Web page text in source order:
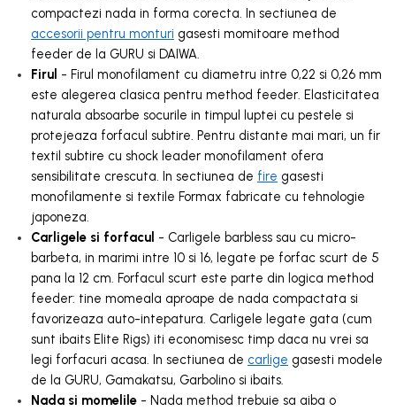
compactezi nada in forma corecta. In sectiunea de
accesorii pentru monturi gasesti momitoare method
feeder de la GURU si DAIWA.
Firul - Firul monofilament cu diametru intre 0,22 si 0,26 mm
este alegerea clasica pentru method feeder. Elasticitatea
naturala absoarbe socurile in timpul luptei cu pestele si
protejeaza forfacul subtire. Pentru distante mai mari, un fir
textil subtire cu shock leader monofilament ofera
sensibilitate crescuta. In sectiunea de fire gasesti
monofilamente si textile Formax fabricate cu tehnologie
japoneza.
Carligele si forfacul - Carligele barbless sau cu micro-
barbeta, in marimi intre 10 si 16, legate pe forfac scurt de 5
pana la 12 cm. Forfacul scurt este parte din logica method
feeder: tine momeala aproape de nada compactata si
favorizeaza auto-intepatura. Carligele legate gata (cum
sunt ibaits Elite Rigs) iti economisesc timp daca nu vrei sa
legi forfacuri acasa. In sectiunea de carlige gasesti modele
de la GURU, Gamakatsu, Garbolino si ibaits.
Nada si momelile - Nada method trebuie sa aiba o